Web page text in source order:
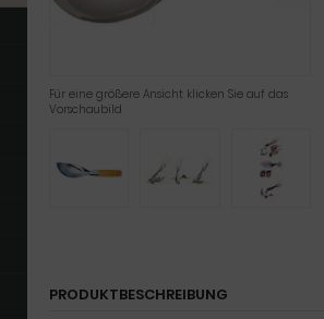
Für eine größere Ansicht klicken Sie auf das
Vorschaubild
PRODUKTBESCHREIBUNG